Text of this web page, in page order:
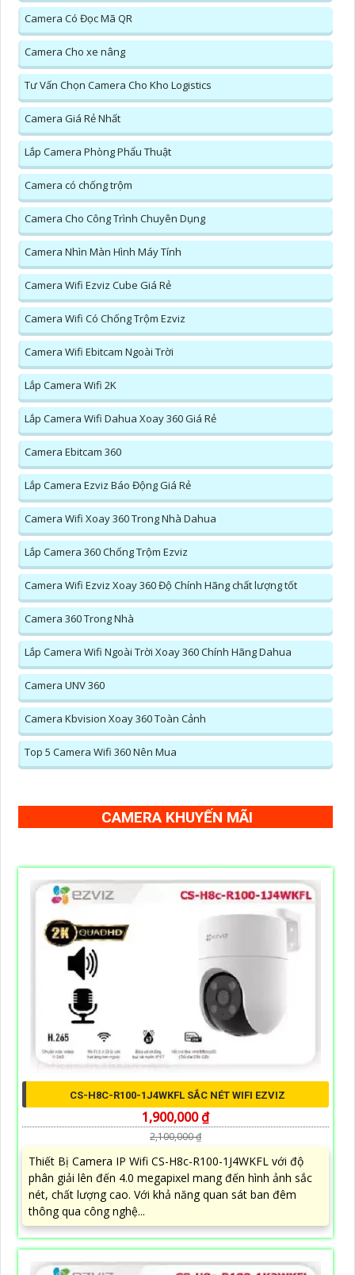
Camera Có Đọc Mã QR
Camera Cho xe nâng
Tư Vấn Chọn Camera Cho Kho Logistics
Camera Giá Rẻ Nhất
Lắp Camera Phòng Phẩu Thuật
Camera có chống trộm
Camera Cho Công Trình Chuyên Dụng
Camera Nhìn Màn Hình Máy Tính
Camera Wifi Ezviz Cube Giá Rẻ
Camera Wifi Có Chống Trộm Ezviz
Camera Wifi Ebitcam Ngoài Trời
Lắp Camera Wifi 2K
Lắp Camera Wifi Dahua Xoay 360 Giá Rẻ
Camera Ebitcam 360
Lắp Camera Ezviz Báo Động Giá Rẻ
Camera Wifi Xoay 360 Trong Nhà Dahua
Lắp Camera 360 Chống Trộm Ezviz
Camera Wifi Ezviz Xoay 360 Độ Chính Hãng chất lượng tốt
Camera 360 Trong Nhà
Lắp Camera Wifi Ngoài Trời Xoay 360 Chính Hãng Dahua
Camera UNV 360
Camera Kbvision Xoay 360 Toàn Cảnh
Top 5 Camera Wifi 360 Nên Mua
CAMERA KHUYẾN MÃI
CS-H8C-R100-1J4WKFL SẮC NÉT WIFI EZVIZ
1,900,000 ₫
2,100,000 ₫
Thiết Bị Camera IP Wifi CS-H8c-R100-1J4WKFL với độ
phân giải lên đến 4.0 megapixel mang đến hình ảnh sắc
nét, chất lượng cao. Với khả năng quan sát ban đêm
thông qua công nghệ...